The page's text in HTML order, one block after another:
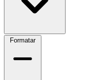
Formatar